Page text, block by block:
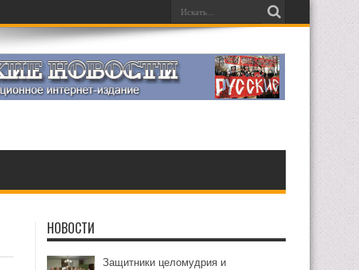
НОВОСТИ
Защитники целомудрия и